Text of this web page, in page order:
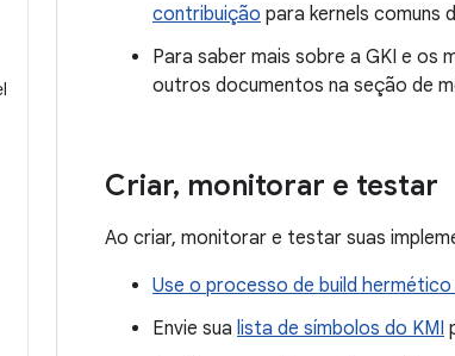
contribuição para kernels comuns
Para saber mais sobre a GKI e os
outros documentos na seção de
Criar, monitorar e testar
Ao criar, monitorar e testar suas
Use o processo de build
Envie sua lista de símbolos do KMI